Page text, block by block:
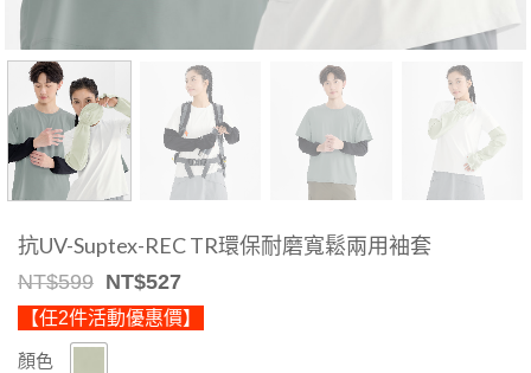
抗UV-Suptex-REC TR環保耐磨寬鬆兩用袖套
NT$599 Original
price
was:
NT$599.
NT$527Current
price
is:
【任2件活動優惠價】
顏色